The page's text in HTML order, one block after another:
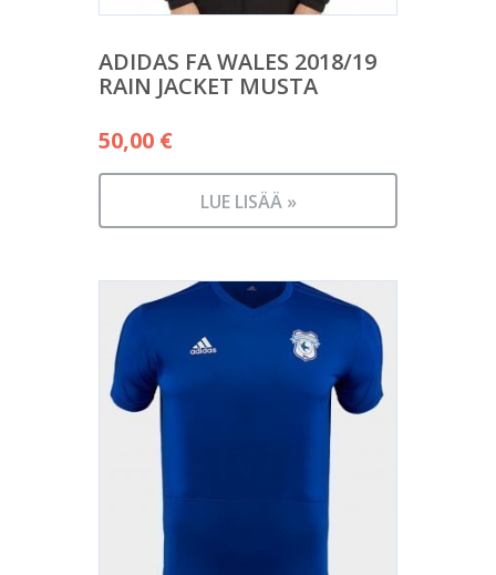
ADIDAS FA WALES 2018/19
RAIN JACKET MUSTA
50,00 €
LUE LISÄÄ »